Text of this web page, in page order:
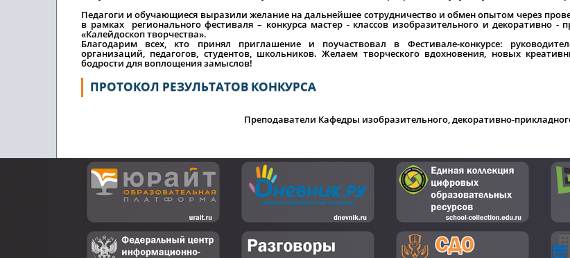
Педагоги и обучающиеся выразили желание на дальнейшее сотрудничество и обмен опытом через
в рамках регионального фестиваля – конкурса мастер - классов изобразительного и декоративно -
«Калейдоскоп творчества».
Благодарим всех, кто принял приглашение и поучаствовал в Фестивале-конкурсе:
организаций, педагогов, студентов, школьников. Желаем творческого вдохновения, новых
бодрости для воплощения замыслов!
ПРОТОКОЛ РЕЗУЛЬТАТОВ КОНКУРСА
Преподаватели Кафедры изобразительного, декоративно-